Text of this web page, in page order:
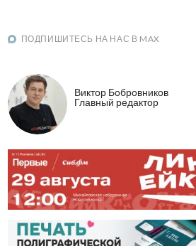
ПОДПИШИТЕСЬ НА НАС В MAX
Виктор Бобровников
Главный редактор